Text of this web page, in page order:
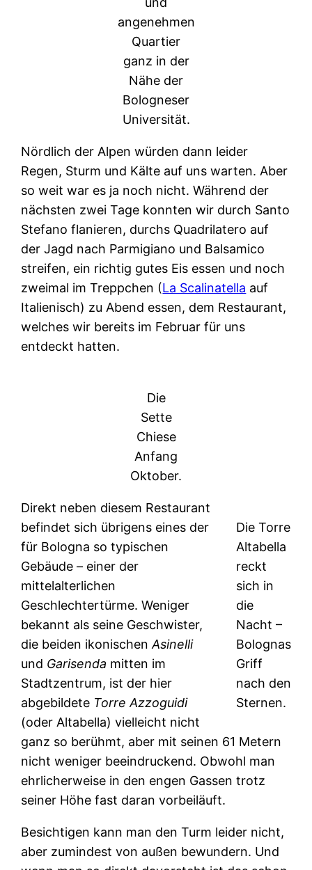
angenehmen
Quartier
ganz in der
Nähe der
Bologneser
Universität.
Nördlich der Alpen würden dann leider
Regen, Sturm und Kälte auf uns warten. Aber
so weit war es ja noch nicht. Während der
nächsten zwei Tage konnten wir durch Santo
Stefano flanieren, durchs Quadrilatero auf
der Jagd nach Parmigiano und Balsamico
streifen, ein richtig gutes Eis essen und noch
zweimal im Treppchen (La Scalinatella auf
Italienisch) zu Abend essen, dem Restaurant,
welches wir bereits im Februar für uns
entdeckt hatten.
Die
Sette
Chiese
Anfang
Oktober.
Die Torre
Altabella
reckt
sich in
die
Nacht –
Bolognas
Griff
nach den
Sternen.
Direkt neben diesem Restaurant
befindet sich übrigens eines der
für Bologna so typischen
Gebäude – einer der
mittelalterlichen
Geschlechtertürme. Weniger
bekannt als seine Geschwister,
die beiden ikonischenAsinelli
und Garisenda mitten im
Stadtzentrum, ist der hier
abgebildete Torre Azzoguidi
(oder Altabella) vielleicht nicht
ganz so berühmt, aber mit seinen 61 Metern
nicht weniger beeindruckend. Obwohl man
ehrlicherweise in den engen Gassen trotz
seiner Höhe fast daran vorbeiläuft.
Besichtigen kann man den Turm leider nicht,
aber zumindest von außen bewundern. Und